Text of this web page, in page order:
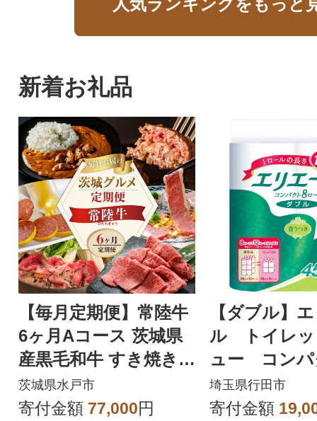
人気ランキングをもっと
新着お礼品
【毎月定期便】常陸牛
6ヶ月Aコース 茨城県
産黒毛和牛 すき焼き
焼肉 ハンバーグ カレ
ーなど全6回
茨城県水戸市
寄付金額 77,000円
【ダブル】
ル トイレッ
ュー コンパ
ール×8パック
埼玉県行田市
寄付金額